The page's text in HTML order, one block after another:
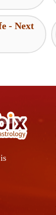
- Next